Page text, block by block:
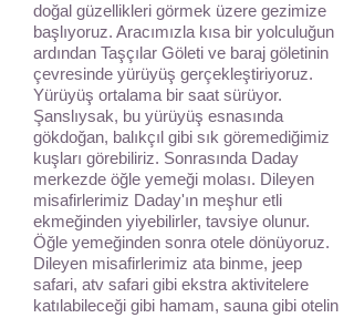
doğal güzellikleri görmek üzere gezimize
başlıyoruz. Aracımızla kısa bir yolculuğun
ardından Taşçılar Göleti ve baraj göletinin
çevresinde yürüyüş gerçekleştiriyoruz.
Yürüyüş ortalama bir saat sürüyor.
Şanslıysak, bu yürüyüş esnasında
gökdoğan, balıkçıl gibi sık göremediğimiz
kuşları görebiliriz. Sonrasında Daday
merkezde öğle yemeği molası. Dileyen
misafirlerimiz Daday'ın meşhur etli
ekmeğinden yiyebilirler, tavsiye olunur.
Öğle yemeğinden sonra otele dönüyoruz.
Dileyen misafirlerimiz ata binme, jeep
safari, atv safari gibi ekstra aktivitelere
katılabileceği gibi hamam, sauna gibi otelin